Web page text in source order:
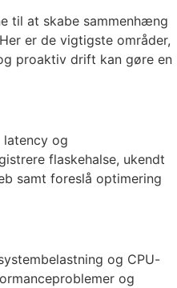
til at skabe sammenhæng
er de vigtigste områder,
proaktiv drift kan gøre en
latency og
flaskehalse, ukendt
samt foreslå optimering
og CPU-
og